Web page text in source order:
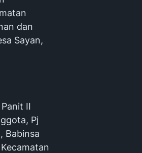
dan
Sayan,
II
Pj
Babinsa